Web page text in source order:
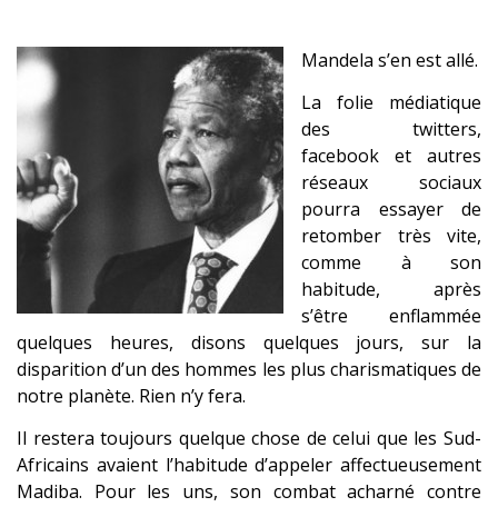
Mandela s’en est allé.
La folie médiatique
des twitters,
facebook et autres
réseaux sociaux
pourra essayer de
retomber très vite,
comme à son
habitude, après
s’être enflammée
quelques heures, disons quelques jours, sur la
disparition d’un des hommes les plus charismatiques de
notre planète. Rien n’y fera.
Il restera toujours quelque chose de celui que les Sud-
Africains avaient l’habitude d’appeler affectueusement
Madiba. Pour les uns, son combat acharné contre